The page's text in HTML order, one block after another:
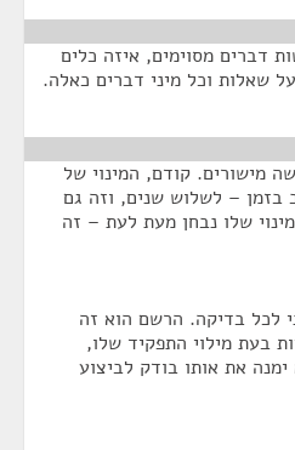
דברים מסוימים, איזה כלים
שאלות וכל מיני דברים כאלה.
מישורים. קודם, המינוי של
בזמן – לשלוש שנים, וזה גם
שלו נבחן מעת לעת – זה
לכל בדיקה. הרשם הוא זה
בעת מילוי התפקיד שלו,
את אותו בודק לביצוע